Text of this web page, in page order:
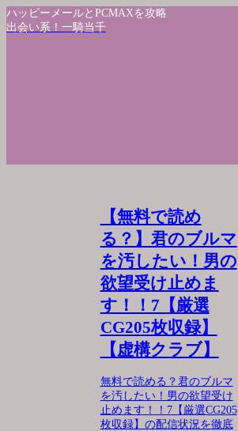
ハッピーメールとPCMAXを攻略
出会い系！一騎当千
【無料で読め
る？】君のブルマ
を汚したい！男の
欲望受け止めま
す！！7【厳選
CG205枚収録】
【虚構クラブ】
無料で読める？君のブルマ
を汚したい！男の欲望受け
止めます！！7【厳選CG205
枚収録】の配信状況を徹底